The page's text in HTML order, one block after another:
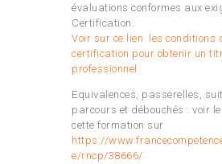
évaluations conformes aux
Certification.
Voir sur ce lien les conditions
certification pour obtenir un
professionnel
Equivalences, passerelles,
parcours et débouchés : voir
cette formation sur
https://
e/rncp/38666/